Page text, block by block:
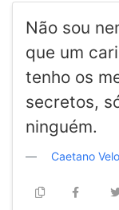
Não sou
que um
tenho os
secretos,
ninguém.
Caetano